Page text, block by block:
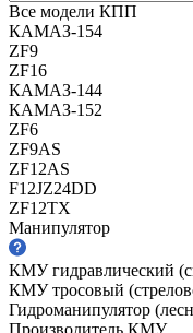
Все модели КПП
КАМАЗ-154
ZF9
ZF16
КАМАЗ-144
КАМАЗ-152
ZF6
ZF9AS
ZF12AS
F12JZ24DD
ZF12TX
Манипулятор
КМУ гидравлический
КМУ тросовый
Гидроманипулятор
Производитель КМУ